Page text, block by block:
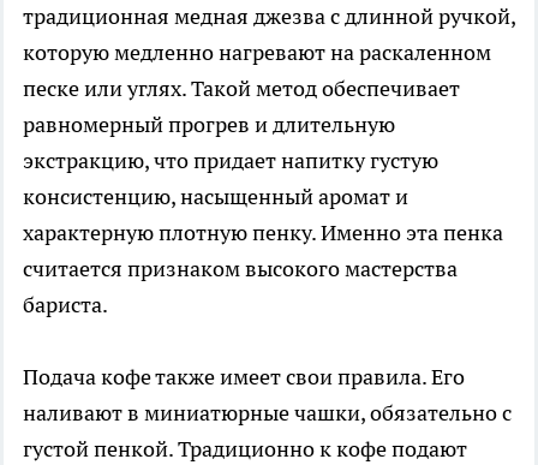
традиционная медная джезва с длинной ручкой,
которую медленно нагревают на раскаленном
песке или углях. Такой метод обеспечивает
равномерный прогрев и длительную
экстракцию, что придает напитку густую
консистенцию, насыщенный аромат и
характерную плотную пенку. Именно эта пенка
считается признаком высокого мастерства
бариста.
Подача кофе также имеет свои правила. Его
наливают в миниатюрные чашки, обязательно с
густой пенкой. Традиционно к кофе подают